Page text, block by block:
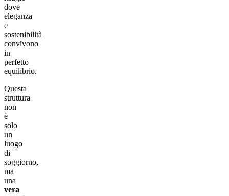
dove
eleganza
e
sostenibilità
convivono
in
perfetto
equilibrio.
Questa
struttura
non
è
solo
un
luogo
di
soggiorno,
ma
una
vera